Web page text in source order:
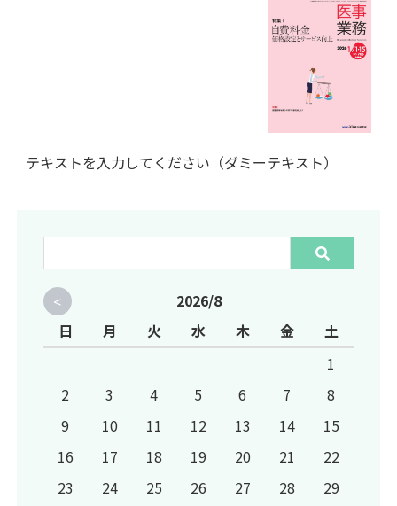
テキストを入力してください（ダミーテキスト）
<
2026/8
日
月 火 水 木 金
土
1
2
3 4 5 6 7
8
9
10 11 12 13 14
15
16
17 18 19 20 21
22
23
24 25 26 27 28
29